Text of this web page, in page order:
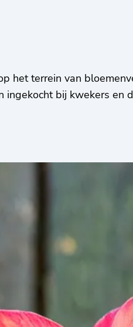
het terrein van
bij kwekers en